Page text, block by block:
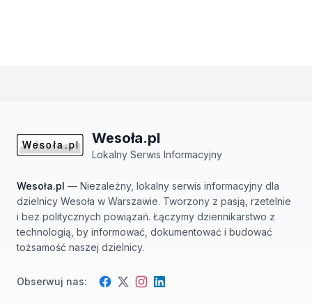
Wesoła.pl
Lokalny Serwis Informacyjny
Wesoła.pl — Niezależny, lokalny serwis informacyjny dla
dzielnicy Wesoła w Warszawie. Tworzony z pasją, rzetelnie
i bez politycznych powiązań. Łączymy dziennikarstwo z
technologią, by informować, dokumentować i budować
tożsamość naszej dzielnicy.
Obserwuj nas: Facebook
TwitterInstagram
LinkedIn